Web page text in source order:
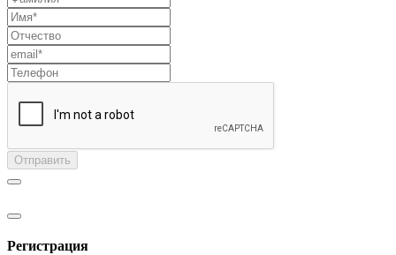
Отправить
Регистрация